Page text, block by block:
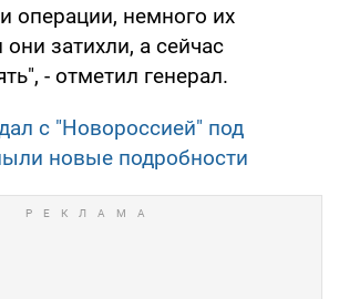
операции, немного их
затихли, а сейчас
- отметил генерал.
с "Новороссией" под
новые подробности